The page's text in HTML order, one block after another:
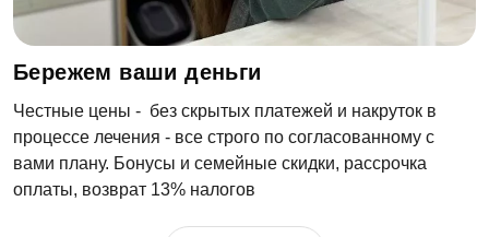
Бережем ваши деньги
Честные цены - без скрытых платежей и накруток в
процессе лечения - все строго по согласованному с
вами плану. Бонусы и семейные скидки, рассрочка
оплаты, возврат 13% налогов
Оставить отзыв
ФИО